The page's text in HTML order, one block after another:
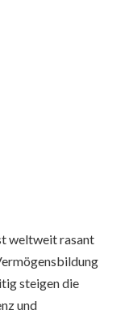
weltweit rasant
steigen die
und